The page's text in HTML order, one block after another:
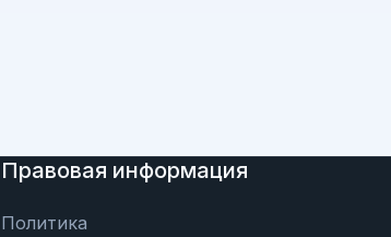
Правовая информация
Политика